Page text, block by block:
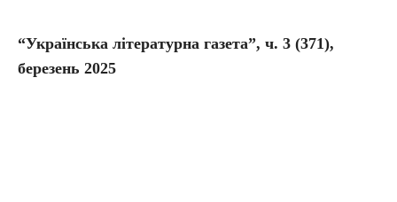
“Українська літературна газета”, ч. 3 (371),
березень 2025